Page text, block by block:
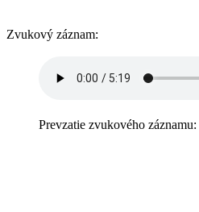
Zvukový záznam:
Prevzatie zvukového záznamu: